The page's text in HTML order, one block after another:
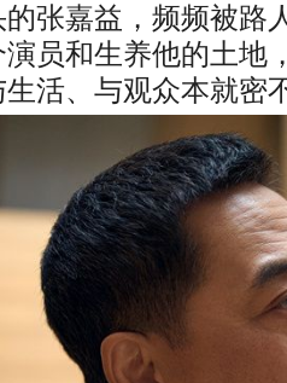
张嘉益，频频被路
员和生养他的土地
活、与观众本就密